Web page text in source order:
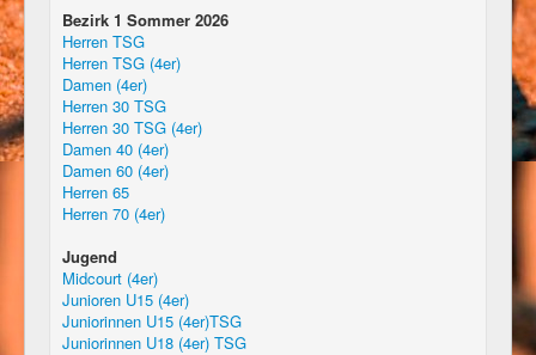
Bezirk 1 Sommer 2026
Herren TSG
Herren TSG (4er)
Damen (4er)
Herren 30 TSG
Herren 30 TSG (4er)
Damen 40 (4er)
Damen 60 (4er)
Herren 65
Herren 70 (4er)
Jugend
Midcourt (4er)
Junioren U15 (4er)
Juniorinnen U15 (4er)TSG
Juniorinnen U18 (4er) TSG